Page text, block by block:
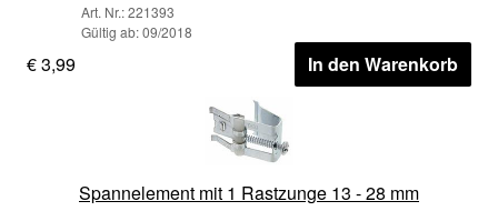
Art. Nr.: 221393
Gültig ab: 09/2018
€ 3,99 In den Warenkorb
Spannelement mit 1 Rastzunge 13 - 28 mm